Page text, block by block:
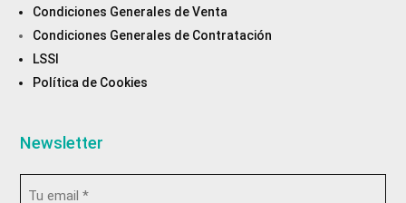
Condiciones Generales de Venta
Condiciones Generales de Contratación
LSSI
Política de Cookies
Newsletter